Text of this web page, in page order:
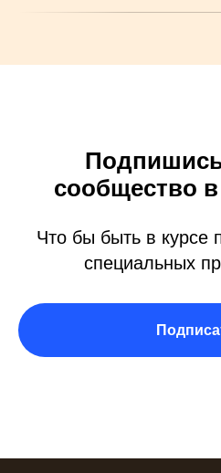
сообщество
Что бы быть в курсе
специальных